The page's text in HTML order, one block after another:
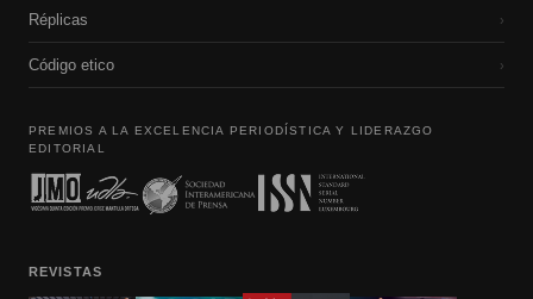
Réplicas ›
Código etico ›
PREMIOS A LA EXCELENCIA PERIODÍSTICA Y LIDERAZGO
EDITORIAL
REVISTAS